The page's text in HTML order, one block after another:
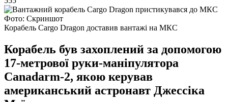
Фото: Скриншот
Корабель Cargo Dragon доставив вантажі на МКС
Корабель був захоплений за допомогою
17-метрової руки-маніпулятора
Canadarm-2, якою керував
американський астронавт Джессіка